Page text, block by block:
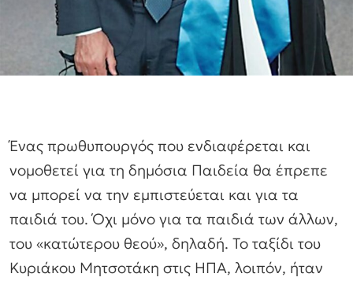
Ένας πρωθυπουργός που ενδιαφέρεται και
νομοθετεί για τη δημόσια Παιδεία θα έπρεπε
να μπορεί να την εμπιστεύεται και για τα
παιδιά του. Όχι μόνο για τα παιδιά των άλλων,
του «κατώτερου θεού», δηλαδή. Το ταξίδι του
Κυριάκου Μητσοτάκη στις ΗΠΑ, λοιπόν, ήταν